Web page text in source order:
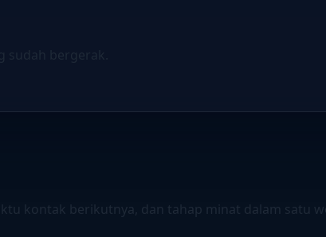
kontak berikutnya, dan tahap minat dalam satu